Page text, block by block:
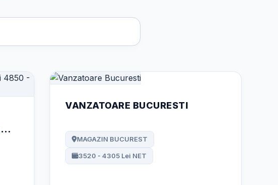
VANZATOARE BUCURESTI
MAGAZIN BUCUREST
3520 - 4305 Lei NET